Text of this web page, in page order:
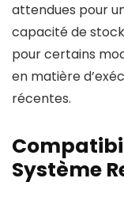
attendues pour
capacité de
pour certains
en matière
récentes.
Système